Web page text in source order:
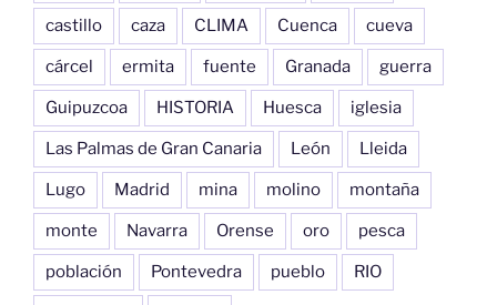
castillo caza CLIMA Cuenca cueva
cárcel ermita fuente Granada guerra
Guipuzcoa HISTORIA Huesca iglesia
Las Palmas de Gran Canaria León Lleida
Lugo Madrid mina molino montaña
monte Navarra Orense oro pesca
población Pontevedra pueblo RIO